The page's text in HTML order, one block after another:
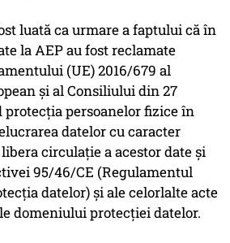
luată ca urmare a faptului că în
la AEP au fost reclamate
(UE) 2016/679 al
și al Consiliului din 27
persoanelor fizice în
datelor cu caracter
circulație a acestor date și
95/46/CE (Regulamentul
datelor) și ale celorlalte acte
domeniului protecției datelor.